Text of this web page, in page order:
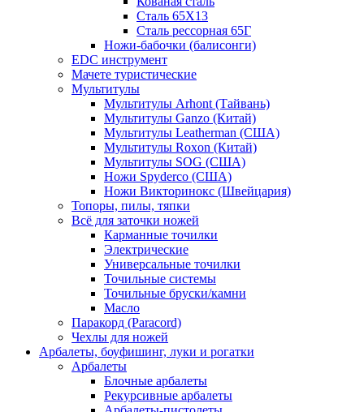
Сталь 65Х13
Сталь рессорная 65Г
Ножи-бабочки (балисонги)
EDC инструмент
Мачете туристические
Мультитулы
Мультитулы Arhont (Тайвань)
Мультитулы Ganzo (Китай)
Мультитулы Leatherman (США)
Мультитулы Roxon (Китай)
Мультитулы SOG (США)
Ножи Spyderco (США)
Ножи Викторинокс (Швейцария)
Топоры, пилы, тяпки
Всё для заточки ножей
Карманные точилки
Электрические
Универсальные точилки
Точильные системы
Точильные бруски/камни
Масло
Паракорд (Paracord)
Чехлы для ножей
Арбалеты, боуфишинг, луки и рогатки
Арбалеты
Блочные арбалеты
Рекурсивные арбалеты